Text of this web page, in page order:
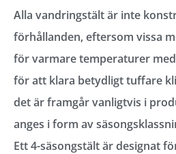
Alla vandringstält är inte
förhållanden, eftersom vissa
för varmare temperaturer
för att klara betydligt tuffare
det är framgår vanligtvis i
anges i form av
Ett 4-säsongstält är designat